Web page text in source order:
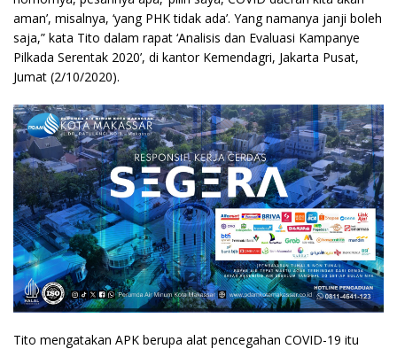
aman’, misalnya, ‘yang PHK tidak ada’. Yang namanya janji boleh
saja,” kata Tito dalam rapat ‘Analisis dan Evaluasi Kampanye
Pilkada Serentak 2020’, di kantor Kemendagri, Jakarta Pusat,
Jumat (2/10/2020).
Tito mengatakan APK berupa alat pencegahan COVID-19 itu